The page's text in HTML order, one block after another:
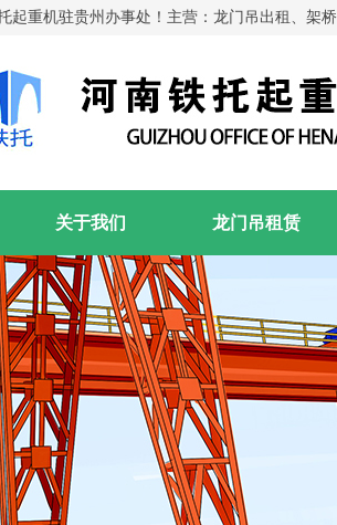
起重机驻贵州办事处！主营：龙门吊出租、架
关于我们 龙门吊租赁